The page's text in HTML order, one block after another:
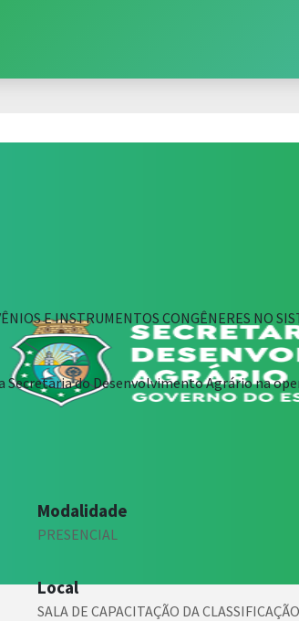
E INSTRUMENTOS CONGÊNERES NO
Secretaria do Desenvolvimento Agrário na
Modalidade
PRESENCIAL
Local
SALA DE CAPACITAÇÃO DA